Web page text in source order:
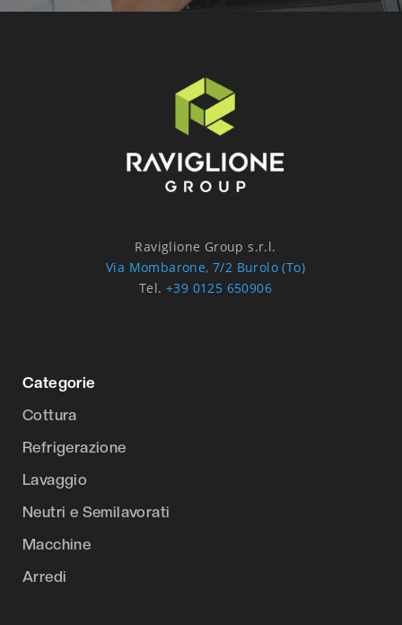
Raviglione Group s.r.l.
Via Mombarone, 7/2 Burolo (To)
Tel. +39 0125 650906
Categorie
Cottura
Refrigerazione
Lavaggio
Neutri e Semilavorati
Macchine
Arredi